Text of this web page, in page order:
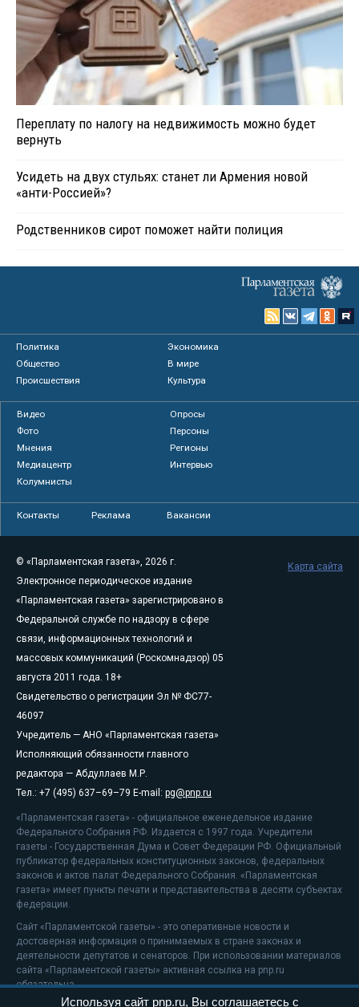
Переплату по налогу на недвижимость можно будет
вернуть
Усидеть на двух стульях: станет ли Армения новой
«анти-Россией»?
Родственников сирот поможет найти полиция
Политика
Экономика
Общество
В мире
Происшествия
Культура
Видео
Опросы
Фото
Персоны
Мнения
Регионы
Медиацентр
Интервью
Колумнисты
Контакты Реклама Вакансии
© «Парламентская газета», 2026 г.
Электронное периодическое издание
«Парламентская газета» зарегистрировано в
Федеральной службе по надзору в сфере
связи, информационных технологий и
массовых коммуникаций (Роскомнадзор) 05
августа 2011 года. 18+
Свидетельство о регистрации Эл № ФС77-
46097
Учредитель — АНО «Парламентская газета»
Исполняющий обязанности главного
редактора — Абдуллаев М.Р.
Тел.: +7 (495) 637–69–79 E-mail: pg@pnp.ru
«Парламентская газета» - официальное еженедельное издание
Федерального Собрания РФ. Издается с 1997 года. Учредители
газеты - Государственная Дума и Совет Федерации РФ. Официальный
публикатор федеральных конституционных законов, федеральных
законов и актов палат Федерального Собрания. «Парламентская
газета» имеет пункты печати и представительства в десяти субъектах
федерации.
Сайт «Парламентской газеты» - это оперативные новости и
достоверная информация о принимаемых в стране законах и
деятельности депутатов и сенаторов. При использовании материалов
сайта «Парламентской газеты» активная ссылка на pnp.ru
обязательна.
Карта сайта
Используя сайт pnp.ru, Вы соглашаетесь с